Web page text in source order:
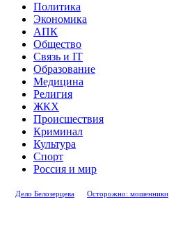
Политика
Экономика
АПК
Общество
Связь и IT
Образование
Медицина
Религия
ЖКХ
Происшествия
Криминал
Культура
Спорт
Россия и мир
Дело Белозерцева Осторожно: мошенники